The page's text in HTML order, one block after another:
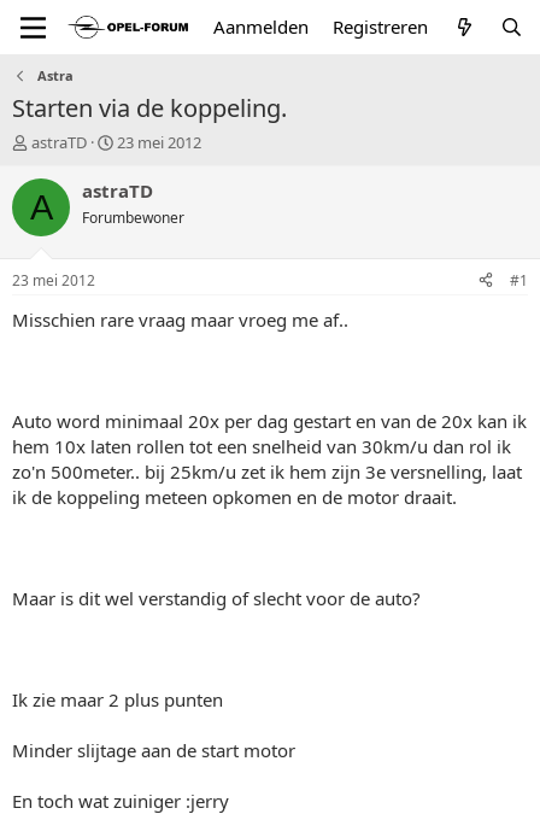
Aanmelden Registreren
Astra
Starten via de koppeling.
T
p
i
a
r
astraTD
S
a
t
u
23 mei 2012
A astraTD
Forumbewoner
23 mei 2012 #1
Misschien rare vraag maar vroeg me af..
Auto word minimaal 20x per dag gestart en van de 20x kan ik
hem 10x laten rollen tot een snelheid van 30km/u dan rol ik
zo'n 500meter.. bij 25km/u zet ik hem zijn 3e versnelling, laat
ik de koppeling meteen opkomen en de motor draait.
Maar is dit wel verstandig of slecht voor de auto?
Ik zie maar 2 plus punten
Minder slijtage aan de start motor
En toch wat zuiniger :jerry